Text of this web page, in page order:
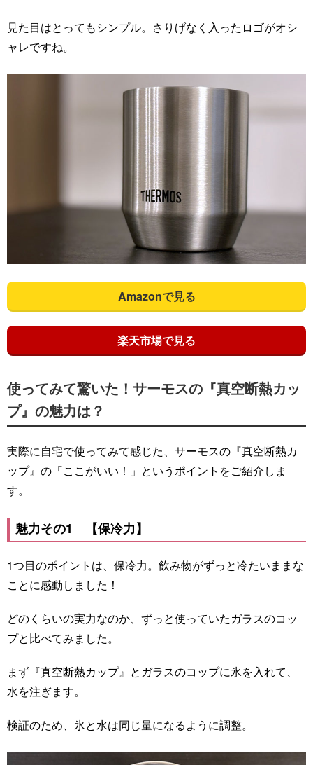
見た目はとってもシンプル。さりげなく入ったロゴがオシ
ャレですね。
Amazonで見る
楽天市場で見る
使ってみて驚いた！サーモスの『真空断熱カッ
プ』の魅力は？
実際に自宅で使ってみて感じた、サーモスの『真空断熱カ
ップ』の「ここがいい！」というポイントをご紹介しま
す。
魅力その1 【保冷力】
1つ目のポイントは、保冷力。飲み物がずっと冷たいままな
ことに感動しました！
どのくらいの実力なのか、ずっと使っていたガラスのコッ
プと比べてみました。
まず『真空断熱カップ』とガラスのコップに氷を入れて、
水を注ぎます。
検証のため、氷と水は同じ量になるように調整。